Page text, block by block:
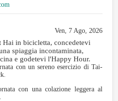
Ven, 7 Ago, 2026
in bicicletta, concedetevi
spiaggia incontaminata,
e godetevi l'Happy Hour.
con un sereno esercizio di Tai-
con una colazione leggera al